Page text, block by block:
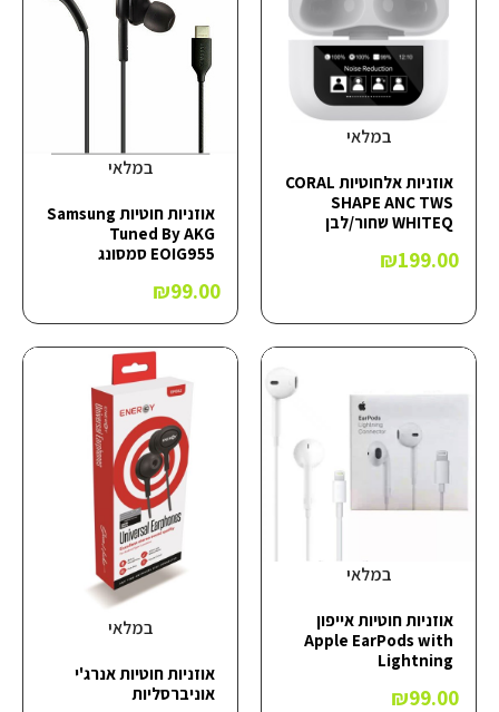
במלאי
אוזניות אלחוטיות CORAL
SHAPE ANC TWS
WHITEQ שחור/לבן
₪199.00
במלאי
אוזניות ‏חוטיות Samsung
Tuned By AKG
EOIG955 סמסונג
₪99.00
במלאי
אוזניות ‏חוטיות אייפון
Apple EarPods with
Lightning
₪99.00
במלאי
אוזניות חוטיות אנרג'י
אוניברסליות